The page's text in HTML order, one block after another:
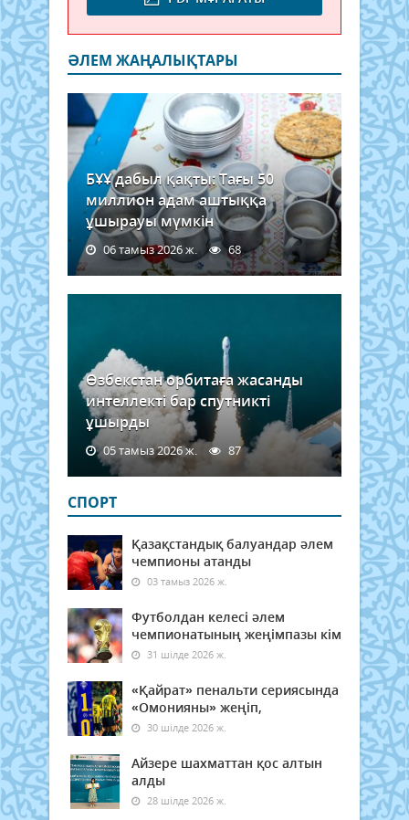
ӘЛЕМ ЖАҢАЛЫҚТАРЫ
БҰҰ дабыл қақты: Тағы 50
миллион адам аштыққа
ұшырауы мүмкін
06 тамыз 2026 ж. 68
Өзбекстан орбитаға жасанды
интеллекті бар спутникті
ұшырды
05 тамыз 2026 ж. 87
СПОРТ
Қазақстандық балуандар әлем
чемпионы атанды
03 тамыз 2026 ж.
Футболдан келесі әлем
чемпионатының жеңімпазы кім
31 шілде 2026 ж.
«Қайрат» пенальти сериясында
«Омонияны» жеңіп,
30 шілде 2026 ж.
Айзере шахматтан қос алтын
алды
28 шілде 2026 ж.